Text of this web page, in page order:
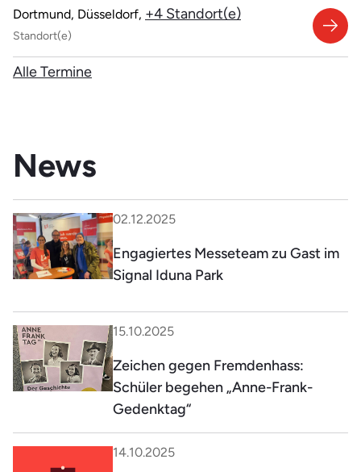
Dortmund, Düsseldorf, +4 Standort(e)
Standort(e)
Alle Termine
News
02.12.2025
Engagiertes Messeteam zu Gast im
Signal Iduna Park
15.10.2025
Zeichen gegen Fremdenhass:
Schüler begehen „Anne-Frank-
Gedenktag“
14.10.2025